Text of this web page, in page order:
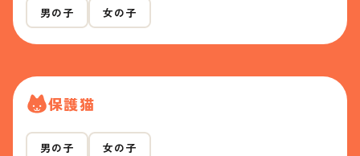
男の子 女の子
保護猫
男の子 女の子